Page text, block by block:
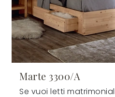
Marte 3300/A
Se vuoi letti